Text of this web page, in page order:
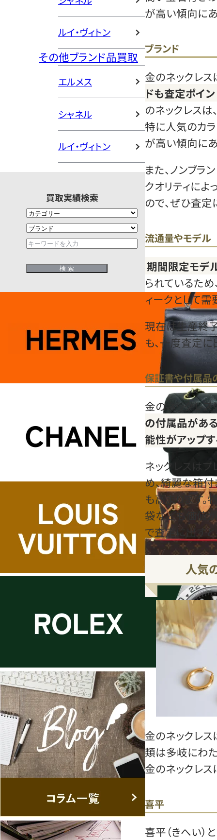
ルイ・ヴィトン
その他ブランド品買取
エルメス
シャネル
ルイ・ヴィトン
買取実績検索
が高い傾向にあ
ブランド
金のネックレ
ドも査定ポイ
のネックレスは
特に人気のカ
が高い傾向にあ
また、ノンブラ
クオリティに
ので、ぜひ査定
流通量やモデル
期間限定モデ
られているため
ィークとして需
現在は生産終
も、一度査定に
保証書や付属品
金のネックレス
の付属品があ
能性がアップ
ネックレスは
め、綺麗な箱
も高まります
袋なども価値
で査定に出すと
人気
金のネックレ
類は多岐にわ
金のネックレス
喜平
喜平（きへい）